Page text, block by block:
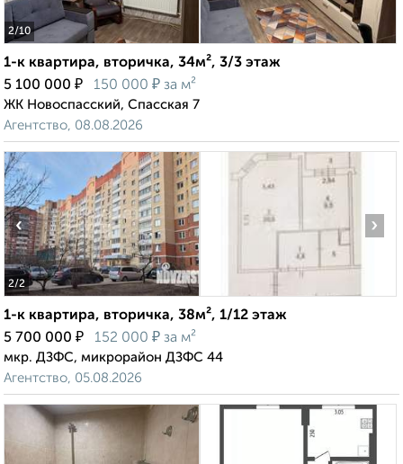
2/10
1-к квартира, вторичка, 34м², 3/3 этаж
5 100 000 ₽ 150 000 ₽ за м²
ЖК Новоспасский, Спасская 7
Агентство, 08.08.2026
2/2
‹ ›
1-к квартира, вторичка, 38м², 1/12 этаж
5 700 000 ₽ 152 000 ₽ за м²
мкр. ДЗФС, микрорайон ДЗФС 44
Агентство, 05.08.2026